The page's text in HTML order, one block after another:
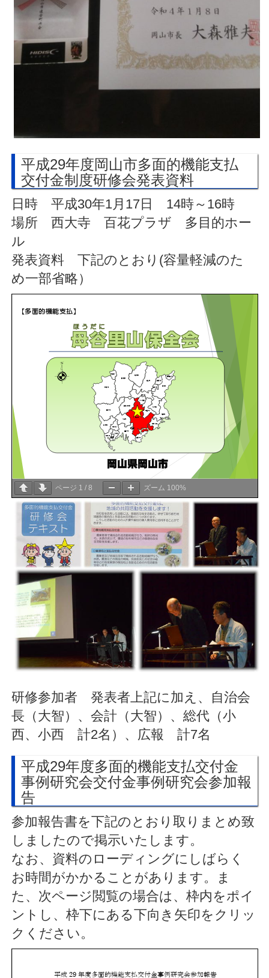
平成29年度岡山市多面的機能支払
交付金制度研修会発表資料
日時 平成30年1月17日 14時～16時
場所 西大寺 百花プラザ 多目的ホー
ル
発表資料 下記のとおり(容量軽減のた
め一部省略）
ページ 1 /8 ズーム 100%
研修参加者 発表者上記に加え、自治会
長（大智）、会計（大智）、総代（小
西、小西 計2名）、広報 計7名
平成29年度多面的機能支払交付金
事例研究会交付金事例研究会参加報
告
参加報告書を下記のとおり取りまとめ致
しましたので掲示いたします。
なお、資料のローディングにしばらく
お時間がかかることがあります。ま
た、次ページ閲覧の場合は、枠内をポイ
ントし、枠下にある下向き矢印をクリッ
クください。